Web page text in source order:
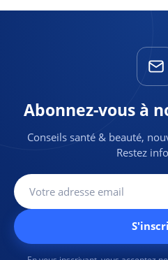
Abonnez-vous à
Conseils santé & beauté,
Restez